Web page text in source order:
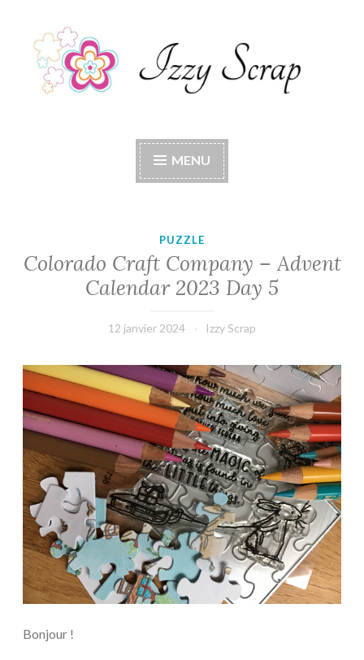
Accéder
au
contenu
principal
Izzy Scrap
MENU
PUZZLE
Colorado Craft Company – Advent
Calendar 2023 Day 5
12 janvier 2024 Izzy Scrap
Bonjour !